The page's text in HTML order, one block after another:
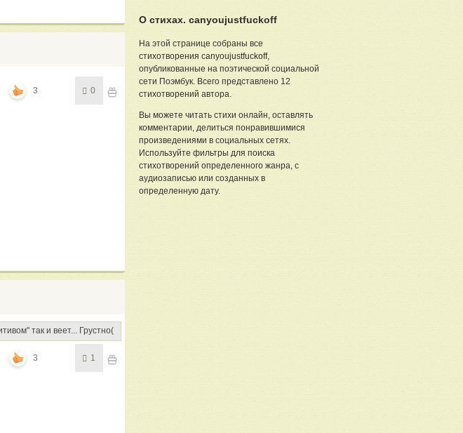
3 0
так и веет... Грустно(
3 1
О стихах. canyoujustfuckoff
На этой странице собраны все
стихотворения canyoujustfuckoff,
опубликованные на поэтической социальной
сети Поэмбук. Всего представлено 12
стихотворений автора.
Вы можете читать стихи онлайн, оставлять
комментарии, делиться понравившимися
произведениями в социальных сетях.
Используйте фильтры для поиска
стихотворений определенного жанра, с
аудиозаписью или созданных в
определенную дату.